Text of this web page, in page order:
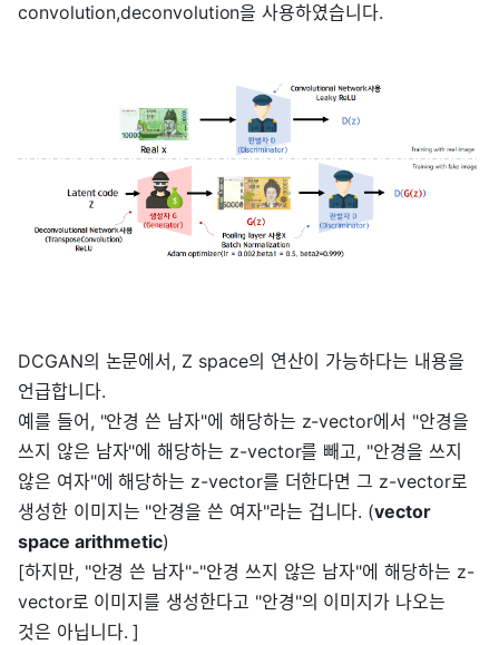
convolution,deconvolution을 사용하였습니다.
DCGAN의 논문에서, Z space의 연산이 가능하다는 내용을
언급합니다.
예를 들어, "안경 쓴 남자"에 해당하는 z-vector에서 "안경을
쓰지 않은 남자"에 해당하는 z-vector를 빼고, "안경을 쓰지
않은 여자"에 해당하는 z-vector를 더한다면 그 z-vector로
생성한 이미지는 "안경을 쓴 여자"라는 겁니다. (vector
space arithmetic)
[하지만, "안경 쓴 남자"-"안경 쓰지 않은 남자"에 해당하는 z-
vector로 이미지를 생성한다고 "안경"의 이미지가 나오는
것은 아닙니다. ]